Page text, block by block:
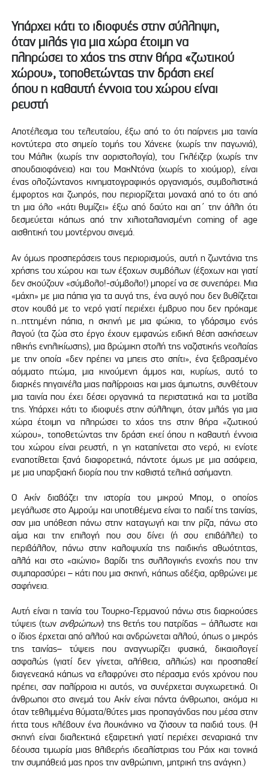
Υπάρχει κάτι το ιδιοφυές στην σύλληψη,
όταν μιλάς για μια χώρα έτοιμη να
πληρώσει το χάος της στην θήρα «ζωτικού
χώρου», τοποθετώντας την δράση εκεί
όπου η καθαυτή έννοια του χώρου είναι
ρευστή
Αποτέλεσμα του τελευταίου, έξω από το ότι παίρνεις μια ταινία
κοντύτερα στο σημείο τομής του Χάνεκε (χωρίς την παγωνιά),
του Μάλικ (χωρίς την αοριστολογία), του Γκλέιζερ (χωρίς την
σπουδαιοφάνεια) και του ΜακΝτόνα (χωρίς το χιούμορ), είναι
ένας ολοζώντανος κινηματογραφικός οργανισμός, συμβολιστικά
έμφορτος και ζωηρός, που περιορίζεται μοναχά από το ότι από
τη μια όλο «κάτι θυμίζει» έξω από δαύτο και απ΄ την άλλη ότι
δεσμεύεται κάπως από την χιλιοταλανισμένη coming of age
αισθητική του μοντέρνου σινεμά.
Αν όμως προσπεράσεις τους περιορισμούς, αυτή η ζωντάνια της
χρήσης του χώρου και των έξοχων συμβόλων (έξοχων και γιατί
δεν σκούζουν «σύμβολο!-σύμβολο!) μπορεί να σε συνεπάρει. Μια
«μάχη» με μια πάπια για τα αυγά της, ένα αυγό που δεν βυθίζεται
στον κουβά με το νερό γιατί περιέχει έμβρυο που δεν πρόκαμε
η...ηττημένη πάπια, η σκηνή με μια φώκια, το γδάρσιμο ενός
λαγού (τα ζώα στο έργο έχουν εμφανώς ειδική θέση ασκήσεων
ηθικής ενηλικίωσης), μια βρώμικη στολή της ναζιστικής νεολαίας
με την οποία «δεν πρέπει να μπεις στο σπίτι», ένα ξεβρασμένο
αόμματο πτώμα, μια κινούμενη άμμος και, κυρίως, αυτό το
διαρκές πηγαινέλα μιας παλίρροιας και μιας άμπωτης, συνθέτουν
μια ταινία που έχει δέσει οργανικά τα περιστατικά και τα μοτίβα
της. Υπάρχει κάτι το ιδιοφυές στην σύλληψη, όταν μιλάς για μια
χώρα έτοιμη να πληρώσει το χάος της στην θήρα «ζωτικού
χώρου», τοποθετώντας την δράση εκεί όπου η καθαυτή έννοια
του χώρου είναι ρευστή, η γη καταπίνεται στο νερό, κι ενίοτε
εναποτίθεται ξανά διαφορετικά, πάντοτε όμως με μια ασάφεια,
με μια υπαρξιακή διορία που την καθιστά τελικά ασήμαντη.
Ο Ακίν διαβάζει την ιστορία του μικρού Μπομ, ο οποίος
μεγάλωσε στο Αμρούμ και υποτιθέμενα είναι το παιδί της ταινίας,
σαν μια υπόθεση πάνω στην καταγωγή και την ρίζα, πάνω στο
αίμα και την επιλογή που σου δίνει (ή σου επιβάλλει) το
περιβάλλον, πάνω στην καλοψυχία της παιδικής αθωότητας,
αλλά και στο «αιώνιο» βαρίδι της συλλογικής ενοχής που την
συμπαρασύρει – κάτι που μια σκηνή, κάπως αδέξια, αρθρώνει με
σαφήνεια.
Αυτή είναι η ταινία του Τουρκο-Γερμανού πάνω στις διαρκούσες
τύψεις (των ανθρώπων) της θετής του πατρίδας – άλλωστε και
ο ίδιος έρχεται από αλλού και ανδρώνεται αλλού, όπως ο μικρός
της ταινίας– τύψεις που αναγνωρίζει φυσικά, δικαιολογεί
ασφαλώς (γιατί δεν γίνεται, αλήθεια, αλλιώς) και προσπαθεί
διαγενεακά κάπως να ελαφρύνει στο πέρασμα ενός χρόνου που
πρέπει, σαν παλίρροια κι αυτός, να συνέρχεται συγχωρετικά. Οι
άνθρωποι στο σινεμά του Ακίν είναι πάντα άνθρωποι, ακόμα κι
όταν τεθλιμμένα θύματα/θύτες μιας προπαγάνδας που μέσα στην
ήττα τους κλέβουν ένα λουκάνικο να ζήσουν τα παιδιά τους. (Η
σκηνή είναι διαλεκτικά εξαιρετική γιατί περιέχει σεναριακά την
δέουσα τιμωρία μιας θλιβερής ιδεαλίστριας του Ράιχ και τονικά
την συμπάθειά μας προς την ανθρώπινη, μητρική της ανάγκη.)